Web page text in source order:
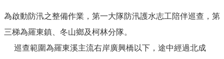
為啟動防汛之整備作業，第一大隊防汛護水志工陪伴巡查，第
三梯為羅東鎮、冬山鄉及柯林分隊。
巡查範圍為羅東溪主流右岸廣興橋以下，途中經過北成